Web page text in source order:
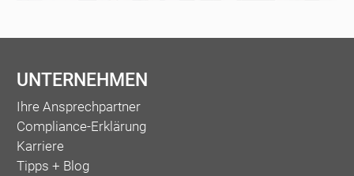
UNTERNEHMEN
Ihre Ansprechpartner
Compliance-Erklärung
Karriere
Tipps + Blog